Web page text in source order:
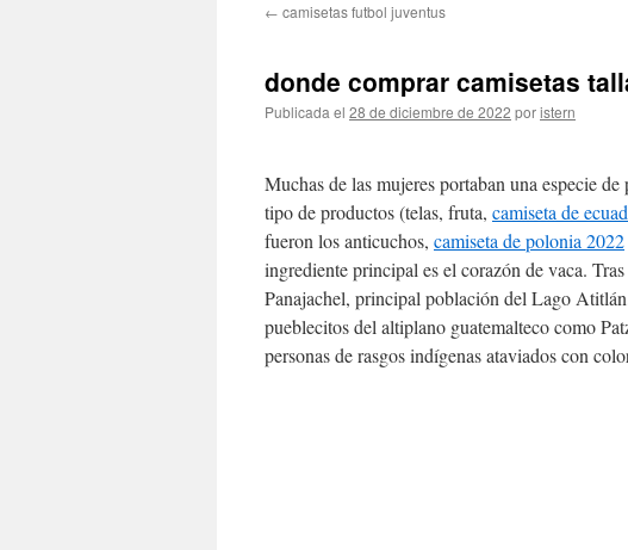
contenido
← camisetas futbol juventus
donde comprar camisetas
Publicada el 28 de diciembre de 2022 poristern
Muchas de las mujeres portaban una especie
tipo de productos (telas, fruta, camiseta de
fueron los anticuchos, camiseta de polonia 2022
ingrediente principal es el corazón de vaca.
Panajachel, principal población del Lago
pueblecitos del altiplano guatemalteco como
personas de rasgos indígenas ataviados con